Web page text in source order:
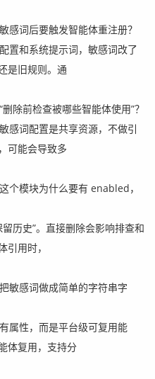
的资源中心上
目
感词后要触发智能体重注册？
置和系统提示词，敏感词改了
是旧规则。通
除前检查被哪些智能体使用”？
感词配置是共享资源，不做引
可能会导致多
个模块为什么要有 enabled，
历史”。直接删除会影响排查和
用时，
敏感词做成简单的字符串字
属性，而是平台级可复用能
体复用，支持分